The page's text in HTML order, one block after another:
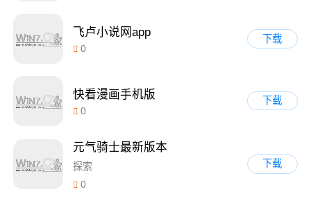
飞卢小说网app
0
下载
快看漫画手机版
0
下载
元气骑士最新版本
探索
0
下载